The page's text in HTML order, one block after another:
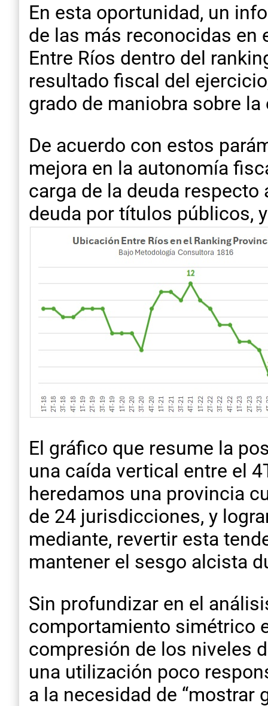
En esta oportunidad, un
de las más reconocidas en
Entre Ríos dentro del
resultado fiscal del
grado de maniobra sobre
De acuerdo con estos
mejora en la autonomía
carga de la deuda
deuda por títulos públicos,
El gráfico que resume la
una caída vertical entre el
heredamos una provincia
de 24 jurisdicciones, y
mediante, revertir esta
mantener el sesgo alcista
Sin profundizar en el
comportamiento simétrico
compresión de los niveles
una utilización poco
a la necesidad de “mostrar